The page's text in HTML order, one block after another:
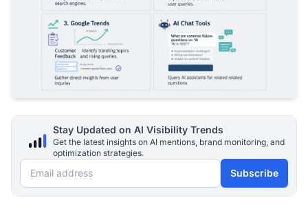
Stay Updated on AI Visibility Trends
Get the latest insights on AI mentions, brand monitoring, and
optimization strategies.
Email address Subscribe